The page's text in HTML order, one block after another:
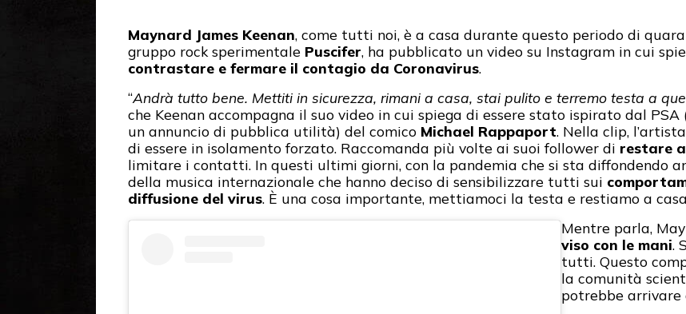
Maynard James Keenan, come tutti noi, è a casa durante questo periodo di
gruppo rock sperimentale Puscifer, ha pubblicato un video su Instagram in cui
contrastare e fermare il contagio da Coronavirus.
“Andrà tutto bene. Mettiti in sicurezza, rimani a casa, stai pulito e terremo testa a
che Keenan accompagna il suo video in cui spiega di essere stato ispirato dal PSA
un annuncio di pubblica utilità) del comico Michael Rappaport. Nella clip,
di essere in isolamento forzato. Raccomanda più volte ai suoi follower di restare
limitare i contatti. In questi ultimi giorni, con la pandemia che si sta diffondendo
della musica internazionale che hanno deciso di sensibilizzare tutti sui
diffusione del virus. È una cosa importante, mettiamoci la testa e restiamo a
Mentre parla,
viso con le mani.
tutti. Questo
la comunità
potrebbe arrivare